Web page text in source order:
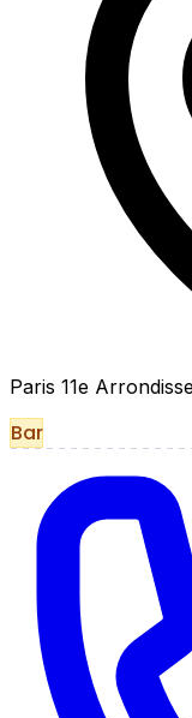
Paris 11e
Bar